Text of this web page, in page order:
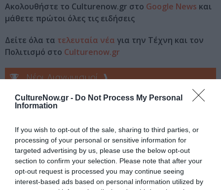
CultureNow.gr - Do Not Process My Personal
Information
If you wish to opt-out of the sale, sharing to third parties, or
processing of your personal or sensitive information for
targeted advertising by us, please use the below opt-out
section to confirm your selection. Please note that after your
opt-out request is processed you may continue seeing
interest-based ads based on personal information utilized by
Ακολουθήστε το Culturenow.gr στο Google News και
μάθετε πρώτοι όλες τις ειδήσεις
Δείτε όλα τα τελευταία νέα για την Τέχνη και τον
Πολιτισμό στο Culturenow.gr
Νέοι Διαγωνισμοί❯
Tags
ΚΩΜΩΔΙΑ
ΛΑΜΠΡΟΣ ΦΙΣΦΗΣ
Newsletter
Κάθε βδομάδα στο e-mail σας τα τελευταία νέα για